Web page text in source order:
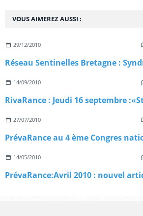
VOUS AIMEREZ AUSSI :
29/12/2010
14/09/2010
27/07/2010
14/05/2010